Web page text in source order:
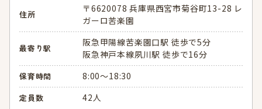
住所
〒6620078 兵庫県西宮市菊谷町13-28 レ
ガーロ苦楽園
最寄り駅
阪急甲陽線苦楽園口駅 徒歩で5分
阪急神戸本線夙川駅 徒歩で16分
保育時間 8:00～18:30
定員数 42人